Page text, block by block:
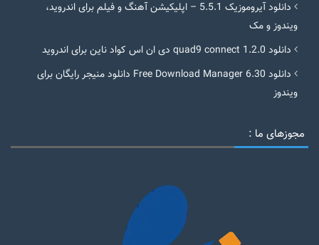
دانلود آیروموزیک 5.5.1 – اپلیکیشن آهنگ و فیلم برای اندروید،
ویندوز و مک
دانلود quad9 connect 1.2.0 دی ان اس کواد ناین برای اندروید
دانلود Free Download Manager 6.30 دانلود منیجر رایگان برای
ویندوز
مجوزهای ما :